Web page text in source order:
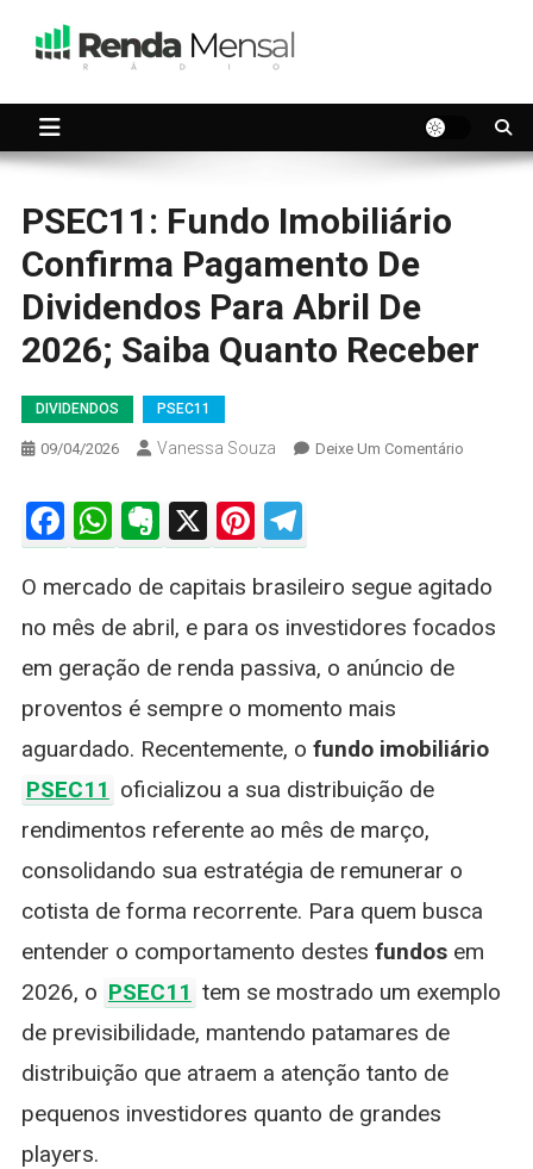
PSEC11: Fundo Imobiliário
Confirma Pagamento De
Dividendos Para Abril De
2026; Saiba Quanto Receber
DIVIDENDOS PSEC11
09/04/2026 Vanessa Souza Deixe Um ComentárioOn
2026;
Facebook
WhatsApp
Evernote
X Pinterest
Telegram
O mercado de capitais brasileiro segue agitado
no mês de abril, e para os investidores focados
em geração de renda passiva, o anúncio de
proventos é sempre o momento mais
aguardado. Recentemente, o fundo imobiliário
PSEC11 oficializou a sua distribuição de
rendimentos referente ao mês de março,
consolidando sua estratégia de remunerar o
cotista de forma recorrente. Para quem busca
entender o comportamento destes fundosem
2026, o PSEC11 tem se mostrado um exemplo
de previsibilidade, mantendo patamares de
distribuição que atraem a atenção tanto de
pequenos investidores quanto de grandes
players.